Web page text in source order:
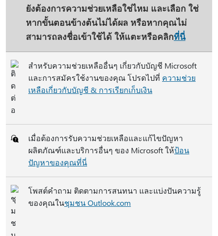
ยังต้องการความช่วยเหลือใช่ไหม และเลือก ใช่
หากขั้นตอนข้างต้นไม่ได้ผล หรือหากคุณไม่
สามารถลงชื่อเข้าใช้ได้ ให้แตะหรือคลิกที่นี่
สําหรับความช่วยเหลืออื่นๆ เกี่ยวกับบัญชี Microsoft
และการสมัครใช้งานของคุณ โปรดไปที่ ความช่วย
เหลือเกี่ยวกับบัญชี & การเรียกเก็บเงิน
เมื่อต้องการรับความช่วยเหลือและแก้ไขปัญหา
ผลิตภัณฑ์และบริการอื่นๆ ของ Microsoft ให้ป้อน
ปัญหาของคุณที่นี่
โพสต์คําถาม ติดตามการสนทนา และแบ่งปันความรู้
ของคุณในชุมชน Outlook.com